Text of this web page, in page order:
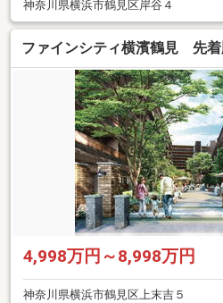
神奈川県横浜市鶴見区岸谷４
ファインシティ横濱鶴見 先
4,998万円～8,998万円
神奈川県横浜市鶴見区上末吉５